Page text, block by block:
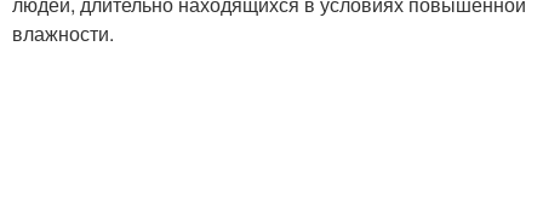
влажности.